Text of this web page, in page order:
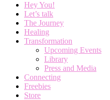
Hey You!
Let’s talk
The Journey
Healing
Transformation
Upcoming Events
Library
Press and Media
Connecting
Freebies
Store